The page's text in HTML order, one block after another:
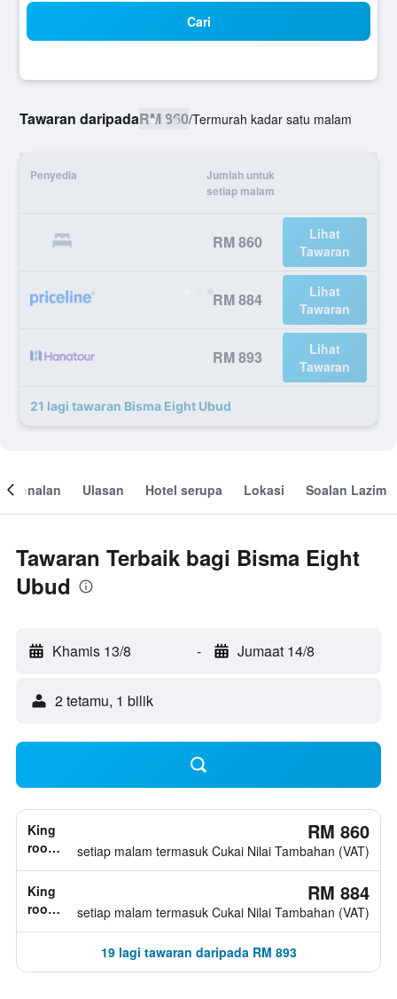
Cari
Tawaran daripadaRM 860/Termurah kadar satu malam
Penyedia
Jumlah untuk
setiap malam
RM 860
Lihat
Tawaran
RM 884
Lihat
Tawaran
RM 893
Lihat
Tawaran
21 lagi tawaran Bisma Eight Ubud
Ulasan Hotel serupa Lokasi Soalan Lazim
Tawaran Terbaik bagi Bisma Eight
Ubud
Khamis 13/8 - Jumaat 14/8
2 tetamu, 1 bilik
King
room,
katil
king
RM 860
setiap malam termasuk Cukai Nilai Tambahan (VAT)
King
room,
RM 884
setiap malam termasuk Cukai Nilai Tambahan (VAT)
19 lagi tawaran daripada RM 893